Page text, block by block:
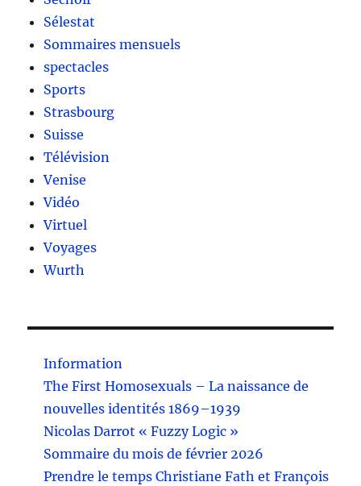
Sélestat
Sommaires mensuels
spectacles
Sports
Strasbourg
Suisse
Télévision
Venise
Vidéo
Virtuel
Voyages
Wurth
Information
The First Homosexuals – La naissance de
nouvelles identités 1869–1939
Nicolas Darrot « Fuzzy Logic »
Sommaire du mois de février 2026
Prendre le temps Christiane Fath et François